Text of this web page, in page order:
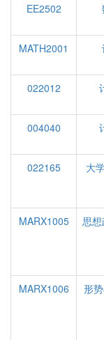
EE2502
MATH2001
022012
004040
022165
大
MARX1005
思
MARX1006
形